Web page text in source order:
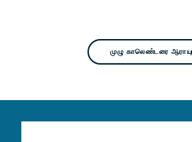
முழு காலெண்டரை